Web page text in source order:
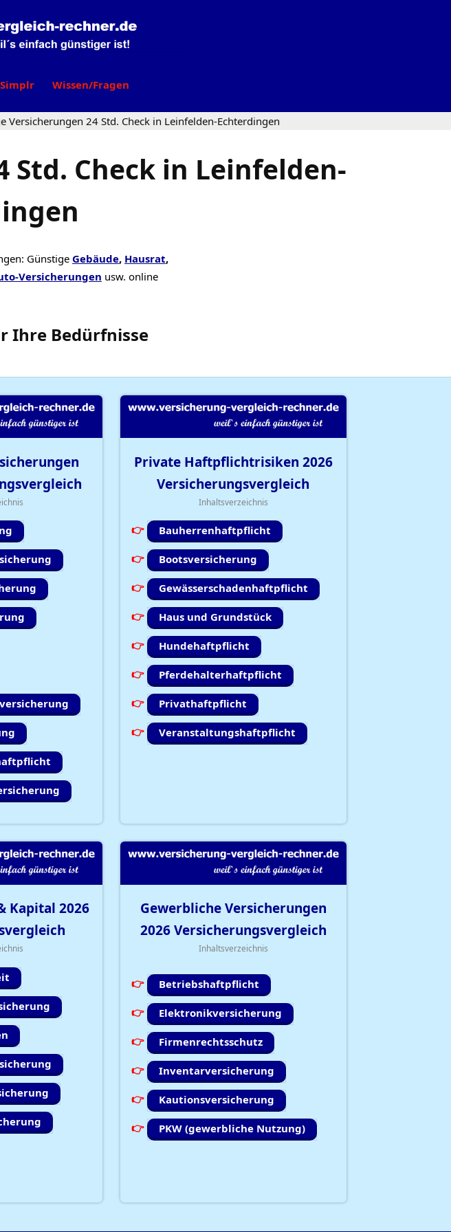
Wissen/Fragen
Versicherungen 24 Std. Check in Leinfelden-Echterdingen
Std. Check in Leinfelden-
Günstige Gebäude, Hausrat,
Versicherungen usw. online
Ihre Bedürfnisse
Private Haftpflichtrisiken 2026
Versicherungsvergleich
Inhaltsverzeichnis
Bauherrenhaftpflicht
Bootsversicherung
Gewässerschadenhaftpflicht
Haus und Grundstück
Hundehaftpflicht
Pferdehalterhaftpflicht
Privathaftpflicht
Veranstaltungshaftpflicht
Kapital2026
Gewerbliche Versicherungen
2026Versicherungsvergleich
Inhaltsverzeichnis
Betriebshaftpflicht
Elektronikversicherung
Firmenrechtsschutz
Inventarversicherung
Kautionsversicherung
PKW (gewerbliche Nutzung)